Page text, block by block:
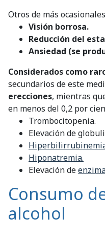
Otros de más
Visión borrosa.
Reducción del
Ansiedad (se
Considerados como
secundarios de este
erecciones, mientras
en menos del 0,2 por
Trombocitopenia.
Elevación de
Hiponatremia.
Elevación de
Consumo
alcohol